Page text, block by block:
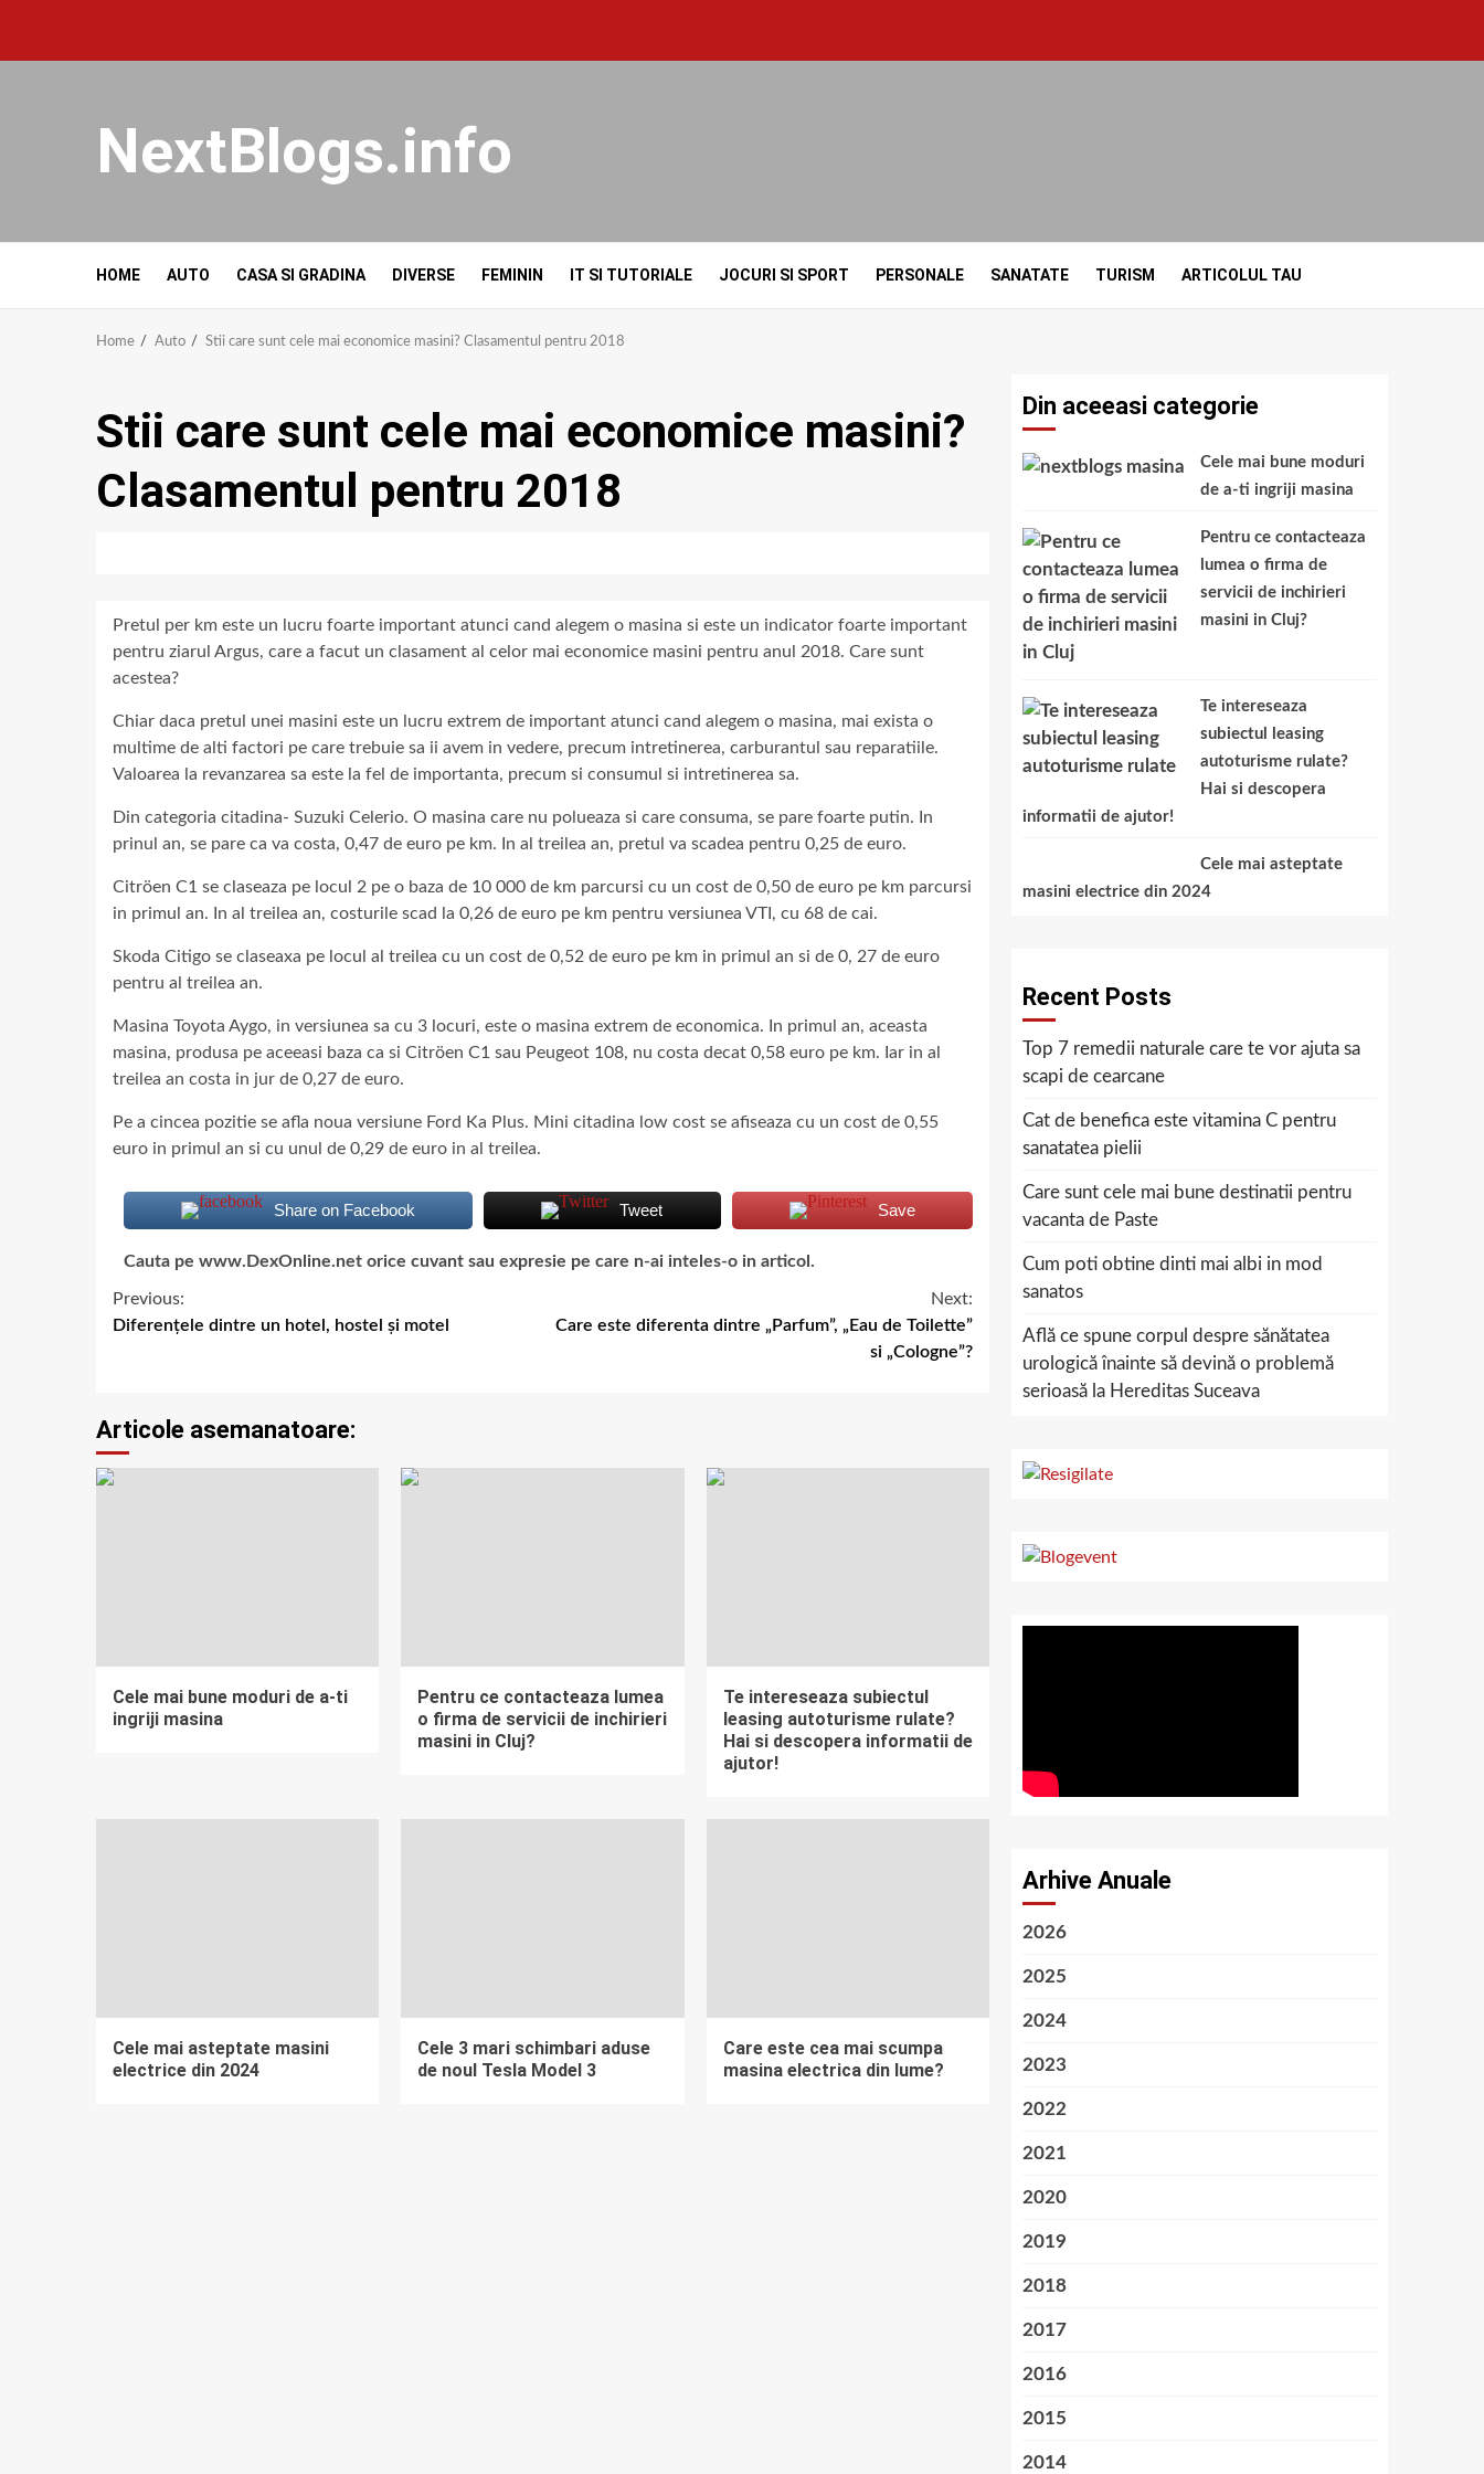
NextBlogs.info
HOME AUTO CASA SI GRADINA DIVERSE FEMININ IT SI TUTORIALE JOCURI SI SPORT PERSONALE SANATATE TURISM ARTICOLUL TAU
Home Auto Stii care sunt cele mai economice masini? Clasamentul pentru 2018
Stii care sunt cele mai economice masini?
Clasamentul pentru 2018
Pretul per km este un lucru foarte important atunci cand alegem o masina si este un indicator foarte important
pentru ziarul Argus, care a facut un clasament al celor mai economice masini pentru anul 2018. Care sunt
acestea?
Chiar daca pretul unei masini este un lucru extrem de important atunci cand alegem o masina, mai exista o
multime de alti factori pe care trebuie sa ii avem in vedere, precum intretinerea, carburantul sau reparatiile.
Valoarea la revanzarea sa este la fel de importanta, precum si consumul si intretinerea sa.
Din categoria citadina- Suzuki Celerio. O masina care nu polueaza si care consuma, se pare foarte putin. In
prinul an, se pare ca va costa, 0,47 de euro pe km. In al treilea an, pretul va scadea pentru 0,25 de euro.
Citröen C1 se claseaza pe locul 2 pe o baza de 10 000 de km parcursi cu un cost de 0,50 de euro pe km parcursi
in primul an. In al treilea an, costurile scad la 0,26 de euro pe km pentru versiunea VTI, cu 68 de cai.
Skoda Citigo se claseaxa pe locul al treilea cu un cost de 0,52 de euro pe km in primul an si de 0, 27 de euro
pentru al treilea an.
Masina Toyota Aygo, in versiunea sa cu 3 locuri, este o masina extrem de economica. In primul an, aceasta
masina, produsa pe aceeasi baza ca si Citröen C1 sau Peugeot 108, nu costa decat 0,58 euro pe km. Iar in al
treilea an costa in jur de 0,27 de euro.
Pe a cincea pozitie se afla noua versiune Ford Ka Plus. Mini citadina low cost se afiseaza cu un cost de 0,55
euro in primul an si cu unul de 0,29 de euro in al treilea.
Share on Facebook Tweet Save
Cauta pe www.DexOnline.net orice cuvant sau expresie pe care n-ai inteles-o in articol.
Previous:
Diferenţele dintre un hotel, hostel şi motel
Next:
Care este diferenta dintre „Parfum”, „Eau de Toilette”
si „Cologne”?
Articole asemanatoare:
Cele mai bune moduri de a-ti
ingriji masina
Pentru ce contacteaza lumea
o firma de servicii de inchirieri
masini in Cluj?
Te intereseaza subiectul
leasing autoturisme rulate?
Hai si descopera informatii de
ajutor!
Cele mai asteptate masini
electrice din 2024
Cele 3 mari schimbari aduse
de noul Tesla Model 3
Care este cea mai scumpa
masina electrica din lume?
Din aceeasi categorie
Cele mai bune moduri
de a-ti ingriji masina
Pentru ce contacteaza
lumea o firma de
servicii de inchirieri
masini in Cluj?
Te intereseaza
subiectul leasing
autoturisme rulate?
Hai si descopera
informatii de ajutor!
Cele mai asteptate
masini electrice din 2024
Recent Posts
Top 7 remedii naturale care te vor ajuta sa
scapi de cearcane
Cat de benefica este vitamina C pentru
sanatatea pielii
Care sunt cele mai bune destinatii pentru
vacanta de Paste
Cum poti obtine dinti mai albi in mod
sanatos
Află ce spune corpul despre sănătatea
urologică înainte să devină o problemă
serioasă la Hereditas Suceava
Arhive Anuale
2026
2025
2024
2023
2022
2021
2020
2019
2018
2017
2016
2015
2014